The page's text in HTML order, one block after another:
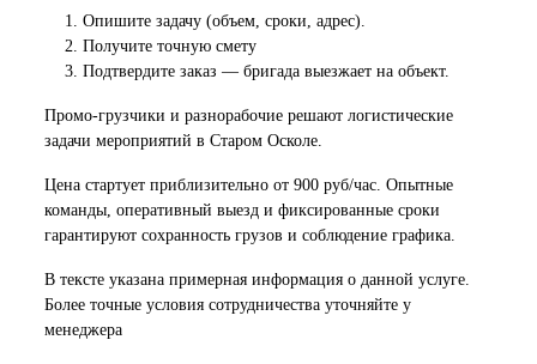
Опишите задачу (объем, сроки, адрес).
Получите точную смету
Подтвердите заказ — бригада выезжает на объект.
Промо-грузчики и разнорабочие решают логистические
задачи мероприятий в Старом Осколе.
Цена стартует приблизительно от 900 руб/час. Опытные
команды, оперативный выезд и фиксированные сроки
гарантируют сохранность грузов и соблюдение графика.
В тексте указана примерная информация о данной услуге.
Более точные условия сотрудничества уточняйте у
менеджера